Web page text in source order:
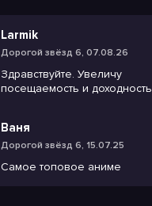
Larmik
Дорогой звёзд 6, 07.08.26
Здравствуйте. Увеличу
посещаемость и доходность
Ваня
Дорогой звёзд 6, 15.07.25
Самое топовое аниме